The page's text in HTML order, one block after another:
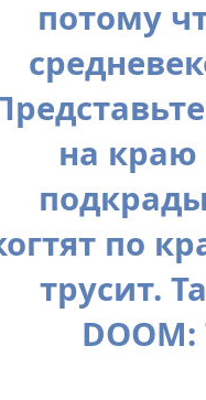
потому
на краю
по
трусит.